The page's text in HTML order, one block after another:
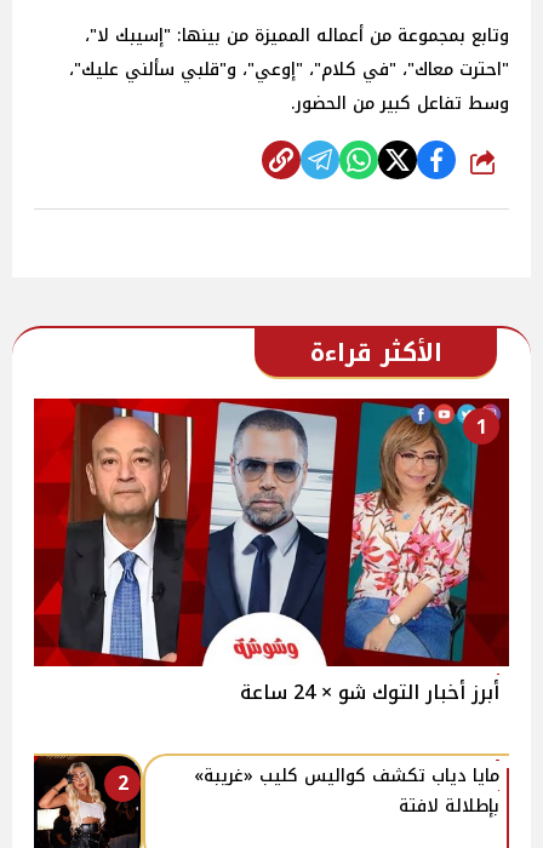
وتابع بمجموعة من أعماله المميزة من بينها: "إسيبك لا"،
"احترت معاك"، "في كلام"، "إوعي"، و"قلبي سألني عليك"،
وسط تفاعل كبير من الحضور.
شارك
الأكثر قراءة
1
أبرز أخبار التوك شو × 24 ساعة
2
مايا دياب تكشف كواليس كليب «غريبة»
بإطلالة لافتة